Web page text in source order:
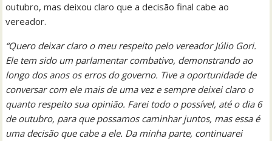
outubro, mas deixou claro que a decisão final cabe ao
vereador.
“Quero deixar claro o meu respeito pelo vereador Júlio Gori.
Ele tem sido um parlamentar combativo, demonstrando ao
longo dos anos os erros do governo. Tive a oportunidade de
conversar com ele mais de uma vez e sempre deixei claro o
quanto respeito sua opinião. Farei todo o possível, até o dia 6
de outubro, para que possamos caminhar juntos, mas essa é
uma decisão que cabe a ele. Da minha parte, continuarei